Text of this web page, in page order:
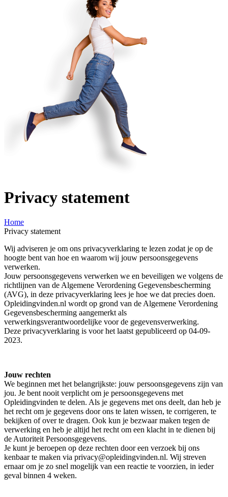
Privacy statement
Home
Privacy statement
Wij adviseren je om ons privacyverklaring te lezen zodat je op de
hoogte bent van hoe en waarom wij jouw persoonsgegevens
verwerken.
Jouw persoonsgegevens verwerken we en beveiligen we volgens de
richtlijnen van de Algemene Verordening Gegevensbescherming
(AVG), in deze privacyverklaring lees je hoe we dat precies doen.
Opleidingvinden.nl wordt op grond van de Algemene Verordening
Gegevensbescherming aangemerkt als
verwerkingsverantwoordelijke voor de gegevensverwerking.
Deze privacyverklaring is voor het laatst gepubliceerd op 04-09-
2023.
Jouw rechten
We beginnen met het belangrijkste: jouw persoonsgegevens zijn van
jou. Je bent nooit verplicht om je persoonsgegevens met
Opleidingvinden te delen. Als je gegevens met ons deelt, dan heb je
het recht om je gegevens door ons te laten wissen, te corrigeren, te
bekijken of over te dragen. Ook kun je bezwaar maken tegen de
verwerking en heb je altijd het recht om een klacht in te dienen bij
de Autoriteit Persoonsgegevens.
Je kunt je beroepen op deze rechten door een verzoek bij ons
kenbaar te maken via privacy@opleidingvinden.nl. Wij streven
ernaar om je zo snel mogelijk van een reactie te voorzien, in ieder
geval binnen 4 weken.